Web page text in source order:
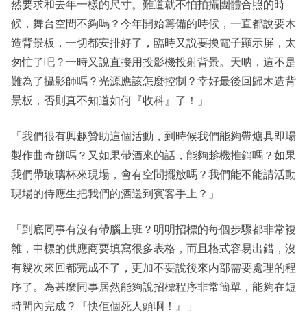
然要求和去年一樣的尺寸。難道就不怕拍攝團體合照的時
候，舞台空間不夠嗎？今年開始籌備的時候，一直都說要木
造背景板，一切都安排好了，臨時又説要換電子顯示屏，太
匆忙了吧？一時又說直接用投影機投射背景。天呐，這不是
難為了攝影師嗎？光源應該怎麼控制？幸好最後回歸木造背
景板，否則真不知道如何『收科』了！」
「我們很有興趣贊助這個活動，到時候我們能夠帶爐具即場
製作曲奇餅嗎？又如果帶酒來的話，能夠趁機推銷嗎？如果
我們帶玻璃杯來現場，會有空間擺放嗎？我們能不能請活動
現場的侍應生把我們的酒送到賓客手上？」
「到底同事有沒有帶腦上班？明明招標的每個步驟都非常複
雜，中標的供應商要填寫很多表格，而且格式容易出錯，沒
有幾次來回都完成不了，更加不要說後來内部需要處理的程
序了。為甚麼同事居然能夠說招標程序非常簡單，能夠在短
時間內完成？『快佢個死人頭啊！』」